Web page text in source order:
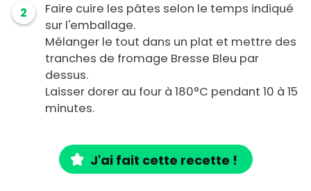
2
Faire cuire les pâtes selon le temps indiqué
sur l'emballage.
Mélanger le tout dans un plat et mettre des
tranches de fromage Bresse Bleu par
dessus.
Laisser dorer au four à 180°C pendant 10 à 15
minutes.
J'ai fait cette recette !